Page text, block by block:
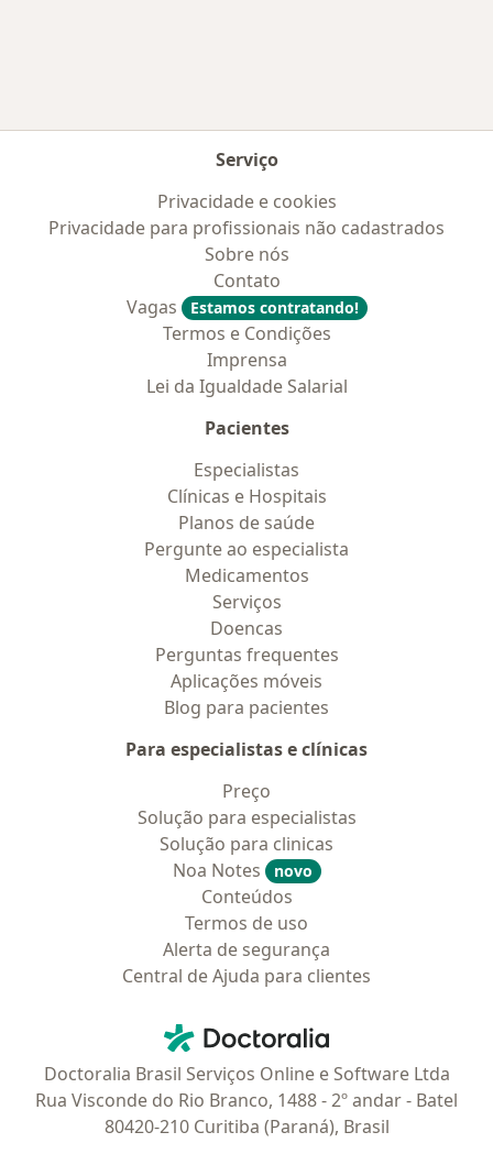
Serviço
Privacidade e cookies
Privacidade para profissionais não cadastrados
Sobre nós
Contato
Vagas
Estamos contratando!
Termos e Condições
Imprensa
Lei da Igualdade Salarial
Pacientes
Especialistas
Clínicas e Hospitais
Planos de saúde
Pergunte ao especialista
Medicamentos
Serviços
Doencas
Perguntas frequentes
Aplicações móveis
Blog para pacientes
Para especialistas e clínicas
Preço
Solução para especialistas
Solução para clinicas
Noa Notes
novo
Conteúdos
Termos de uso
Alerta de segurança
Central de Ajuda para clientes
Doctoralia - Homepage
Doctoralia Brasil Serviços Online e Software Ltda
Rua Visconde do Rio Branco, 1488 - 2º andar - Batel
80420-210 Curitiba (Paraná), Brasil